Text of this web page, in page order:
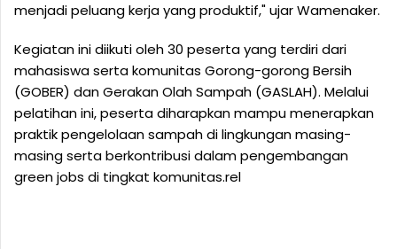
menjadi peluang kerja yang produktif," ujar Wamenaker.
Kegiatan ini diikuti oleh 30 peserta yang terdiri dari
mahasiswa serta komunitas Gorong-gorong Bersih
(GOBER) dan Gerakan Olah Sampah (GASLAH). Melalui
pelatihan ini, peserta diharapkan mampu menerapkan
praktik pengelolaan sampah di lingkungan masing-
masing serta berkontribusi dalam pengembangan
green jobs di tingkat komunitas.rel